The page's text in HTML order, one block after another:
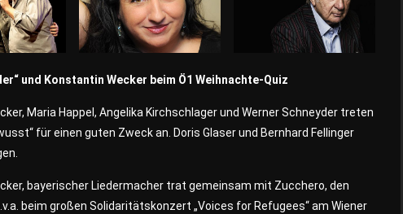
und Konstantin Wecker beim Ö1 Weihnachte-Quiz
Maria Happel, Angelika Kirchschlager und Werner Schneyder treten
für einen guten Zweck an. Doris Glaser und Bernhard Fellinger
bayerischer Liedermacher trat gemeinsam mit Zucchero, den
beim großen Solidaritätskonzert „Voices for Refugees“ am Wiener